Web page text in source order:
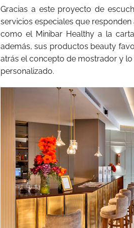
Gracias a este proyecto de
servicios especiales que
como el Minibar Healthy a la
además, sus productos beauty
atrás el concepto de mostrador y
personalizado.